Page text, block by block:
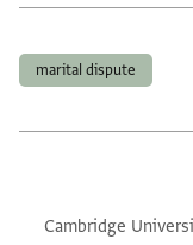
marital dispute
Cambridge